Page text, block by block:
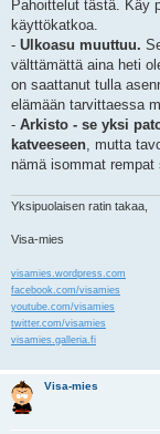
Pahoittelut tästä. Käy
käyttökatkoa.
- Ulkoasu muuttuu.
välttämättä aina heti
on saattanut tulla
elämään tarvittaessa
- Arkisto - se yksi
katveeseen, mutta
nämä isommat rempat
Yksipuolaisen ratin takaa,
Visa-mies
visamies.wordpress.com
facebook.com/visamies
youtube.com/visamies
twitter.com/visamies
visamies.galleria.fi
Visa-mies